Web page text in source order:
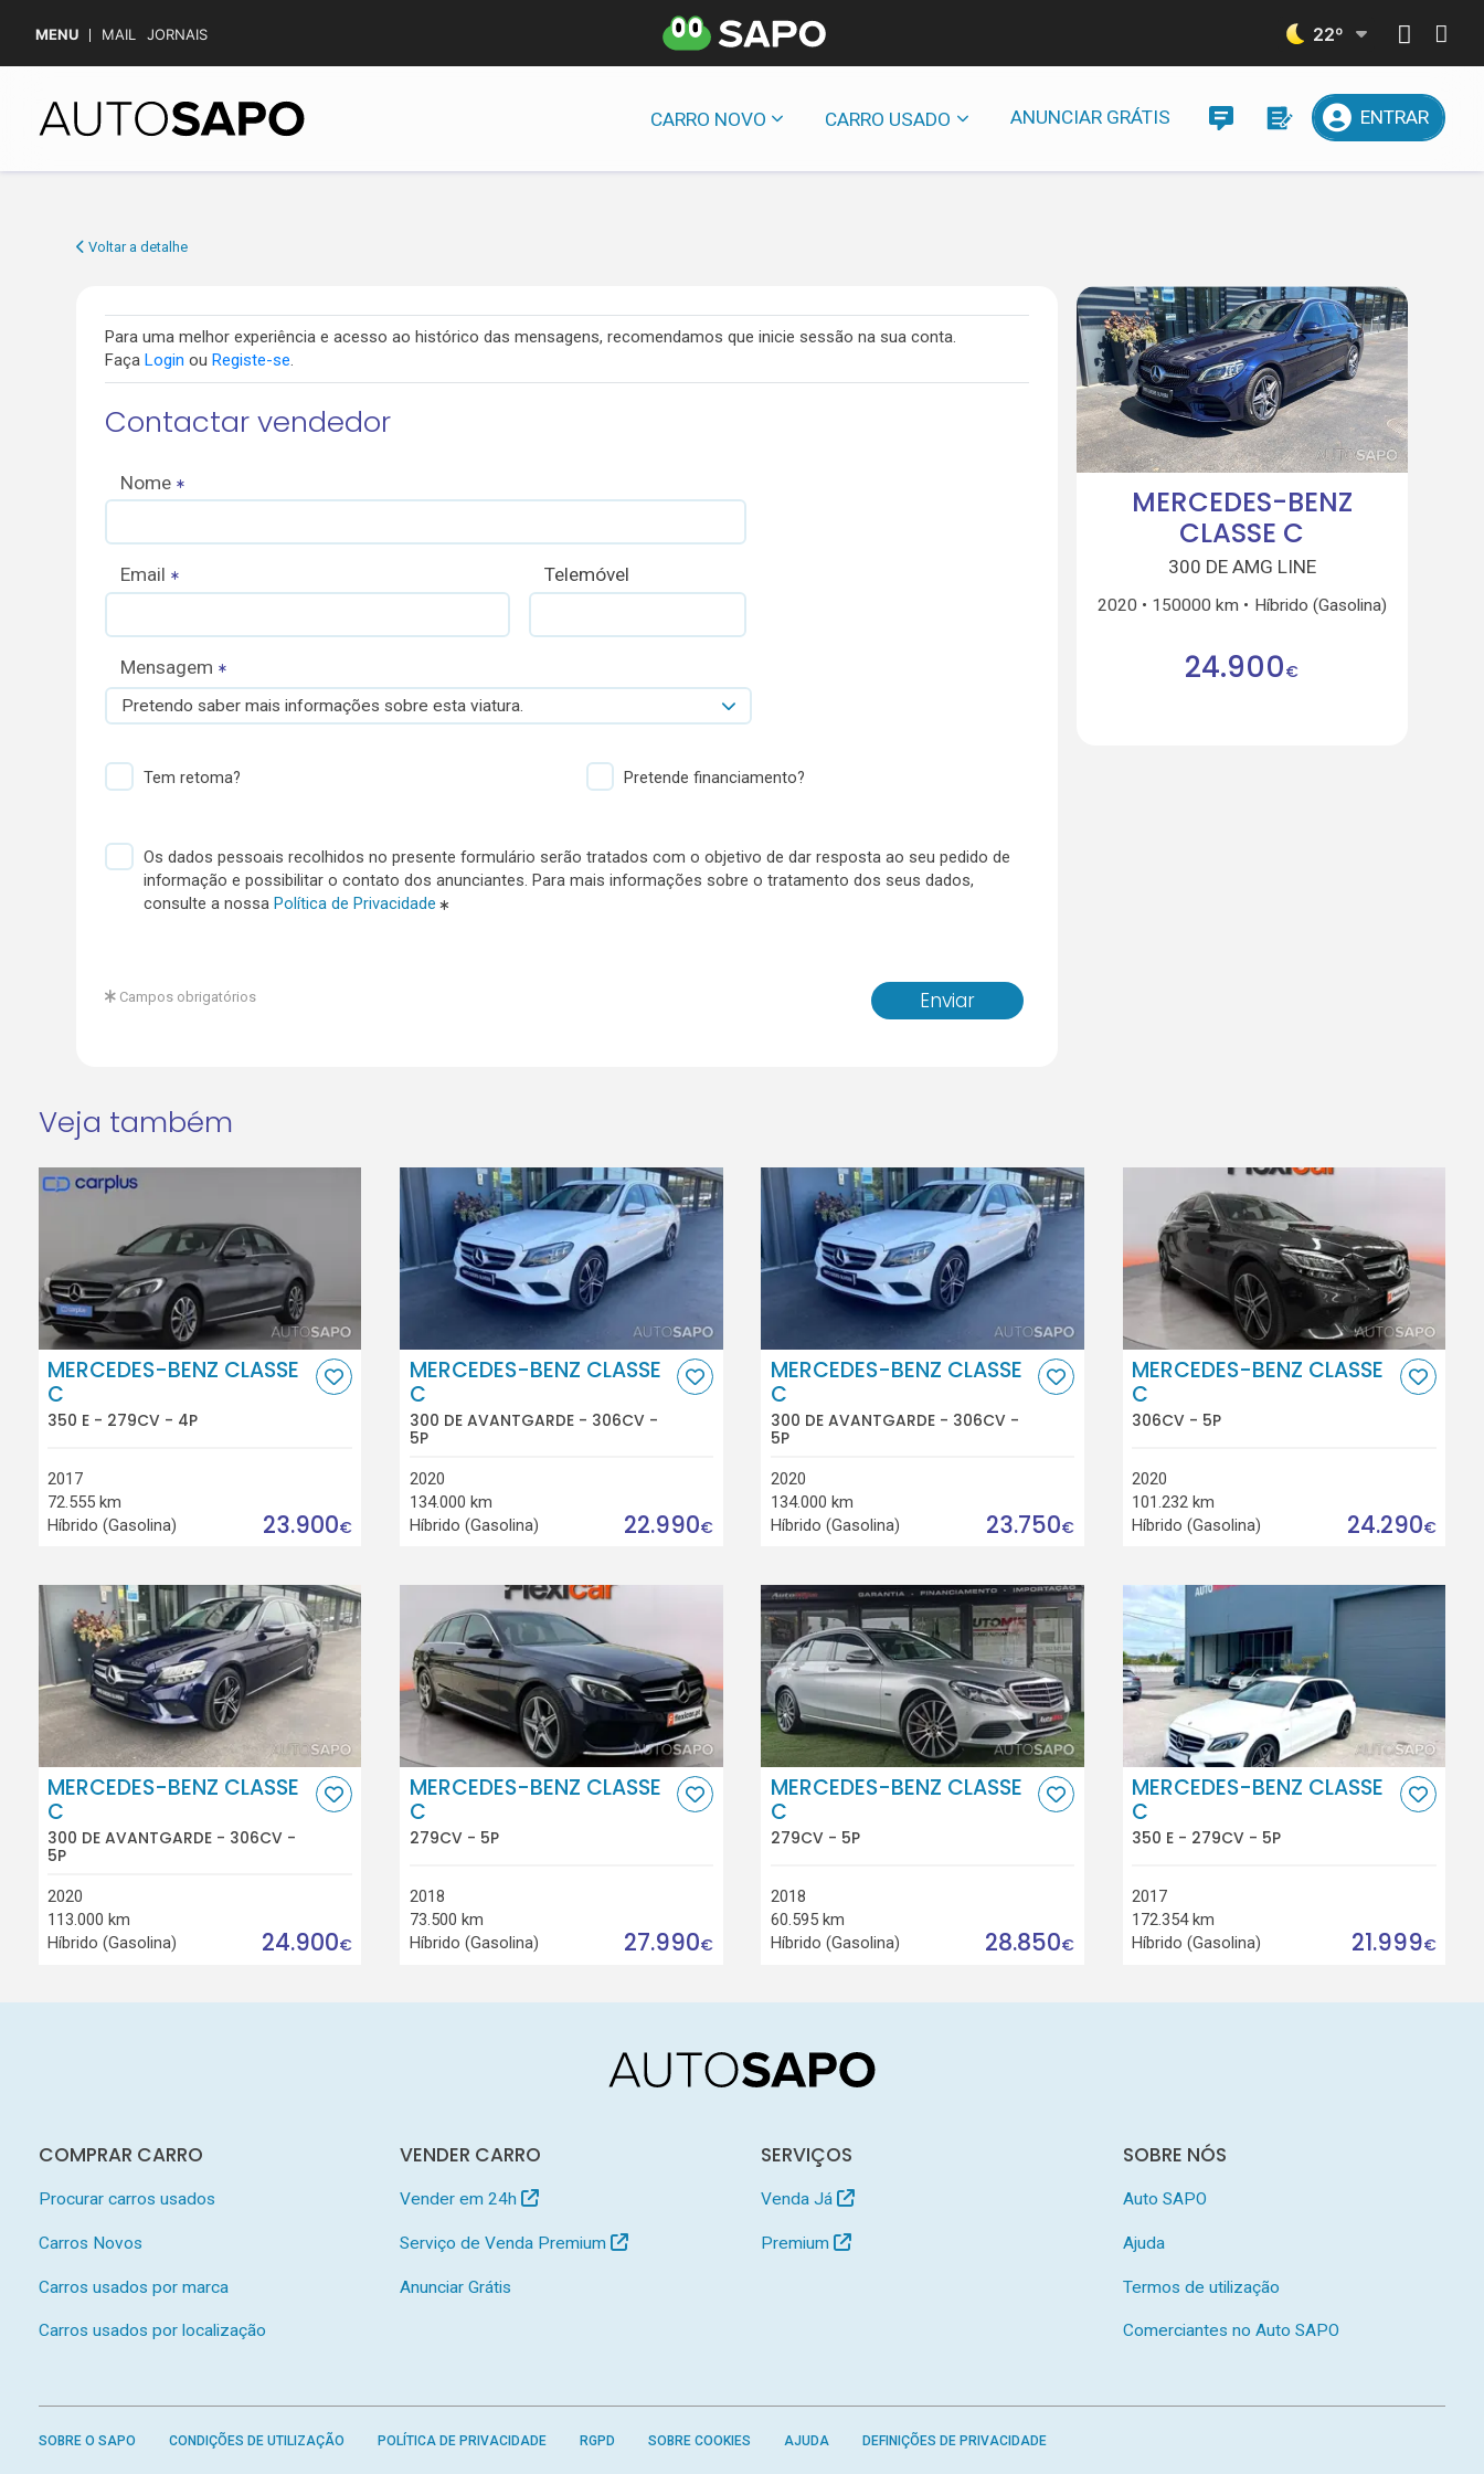
MENU MAIL JORNAIS 22º
CARRO NOVO CARRO USADO ANUNCIAR GRÁTIS ENTRAR
Voltar a detalhe
Para uma melhor experiência e acesso ao histórico das mensagens, recomendamos que inicie sessão na sua conta.
Faça Login ou Registe-se.
Contactar vendedor
Nome
Email Telemóvel
Mensagem
Pretendo saber mais informações sobre esta viatura.
Tem retoma? Pretende financiamento?
Os dados pessoais recolhidos no presente formulário serão tratados com o objetivo de dar resposta ao seu pedido de
informação e possibilitar o contato dos anunciantes. Para mais informações sobre o tratamento dos seus dados,
consulte a nossa Política de Privacidade
Enviar
Campos obrigatórios
MERCEDES-BENZ
CLASSE C
300 DE AMG LINE
2020 150000 km Híbrido (Gasolina)
24.900€
Veja também
MERCEDES-BENZ CLASSE
C
350 E - 279CV - 4P
2017
72.555 km
Híbrido (Gasolina)
23.900€
MERCEDES-BENZ CLASSE
C
300 DE AVANTGARDE - 306CV -
5P
2020
134.000 km
Híbrido (Gasolina)
22.990€
MERCEDES-BENZ CLASSE
C
300 DE AVANTGARDE - 306CV -
5P
2020
134.000 km
Híbrido (Gasolina)
23.750€
MERCEDES-BENZ CLASSE
C
306CV - 5P
2020
101.232 km
Híbrido (Gasolina)
24.290€
MERCEDES-BENZ CLASSE
C
300 DE AVANTGARDE - 306CV -
5P
2020
113.000 km
Híbrido (Gasolina)
24.900€
MERCEDES-BENZ CLASSE
C
279CV - 5P
2018
73.500 km
Híbrido (Gasolina)
27.990€
MERCEDES-BENZ CLASSE
C
279CV - 5P
2018
60.595 km
Híbrido (Gasolina)
28.850€
MERCEDES-BENZ CLASSE
C
350 E - 279CV - 5P
2017
172.354 km
Híbrido (Gasolina)
21.999€
COMPRAR CARRO
Procurar carros usados
Carros Novos
Carros usados por marca
Carros usados por localização
VENDER CARRO
Vender em 24h
Serviço de Venda Premium
Anunciar Grátis
SERVIÇOS
Venda Já
Premium
SOBRE NÓS
Auto SAPO
Ajuda
Termos de utilização
Comerciantes no Auto SAPO
SOBRE O SAPO CONDIÇÕES DE UTILIZAÇÃO POLÍTICA DE PRIVACIDADE RGPD SOBRE COOKIES AJUDA DEFINIÇÕES DE PRIVACIDADE